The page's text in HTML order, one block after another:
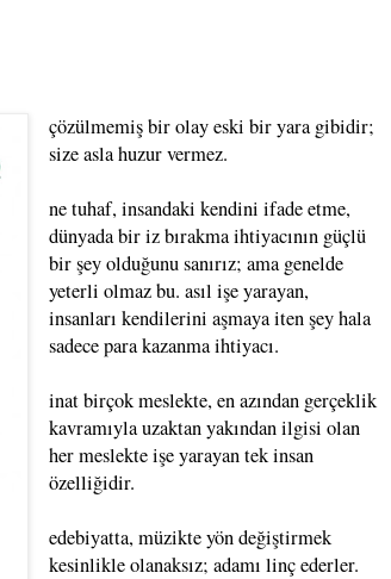
çözülmemiş bir olay eski bir yara gibidir;
size asla huzur vermez.
ne tuhaf, insandaki kendini ifade etme,
dünyada bir iz bırakma ihtiyacının güçlü
bir şey olduğunu sanırız; ama genelde
yeterli olmaz bu. asıl işe yarayan,
insanları kendilerini aşmaya iten şey hala
sadece para kazanma ihtiyacı.
inat birçok meslekte, en azından gerçeklik
kavramıyla uzaktan yakından ilgisi olan
her meslekte işe yarayan tek insan
özelliğidir.
edebiyatta, müzikte yön değiştirmek
kesinlikle olanaksız; adamı linç ederler.